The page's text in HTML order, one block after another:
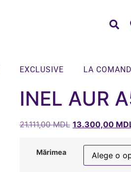
EXCLUSIVE LA
INEL AUR
21.111,00MDL 13.300,00
Mărimea